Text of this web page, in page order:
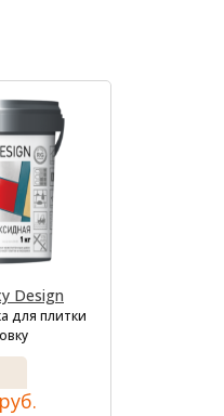
Design
для плитки